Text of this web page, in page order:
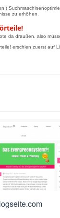
(
zu erhöhen.
da draußen, also
erschien zuerst auf